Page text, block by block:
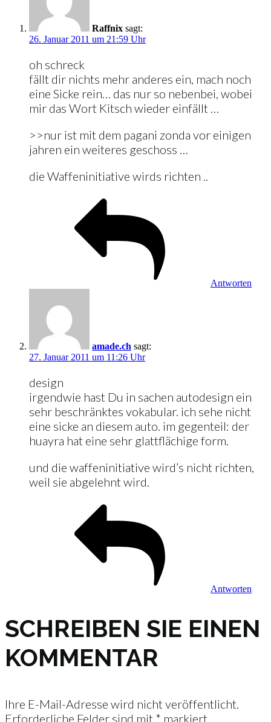
Raffnix sagt:
26. Januar 2011 um 21:59 Uhr
oh schreck
fällt dir nichts mehr anderes ein, mach noch
eine Sicke rein… das nur so nebenbei, wobei
mir das Wort Kitsch wieder einfällt …
>>nur ist mit dem pagani zonda vor einigen
jahren ein weiteres geschoss …
die Waffeninitiative wirds richten ..
Antworten
amade.ch sagt:
27. Januar 2011 um 11:26 Uhr
design
irgendwie hast Du in sachen autodesign ein
sehr beschränktes vokabular. ich sehe nicht
eine sicke an diesem auto. im gegenteil: der
huayra hat eine sehr glattflächige form.
und die waffeninitiative wird’s nicht richten,
weil sie abgelehnt wird.
Antworten
SCHREIBEN SIE EINEN
KOMMENTAR
Ihre E-Mail-Adresse wird nicht veröffentlicht.
Erforderliche Felder sind mit * markiert